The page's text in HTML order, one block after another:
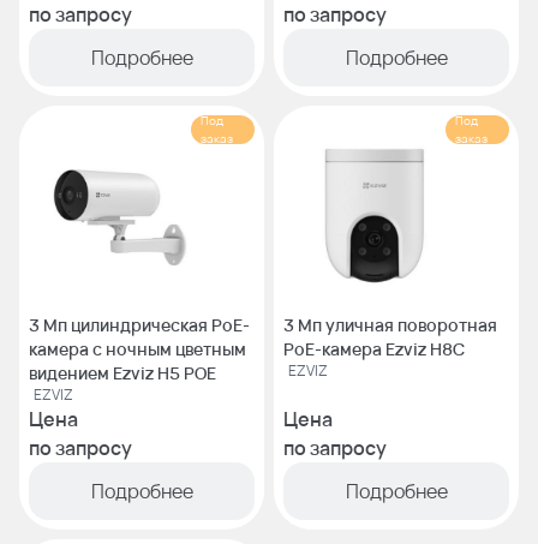
по запросу
Подробнее
по запросу
Подробнее
Под
заказ
3 Мп цилиндрическая PoE-
камера с ночным цветным
видением Ezviz H5 POE
EZVIZ
Цена
по запросу
Подробнее
Под
заказ
3 Мп уличная поворотная
PoE-камера Ezviz H8C
EZVIZ
Цена
по запросу
Подробнее